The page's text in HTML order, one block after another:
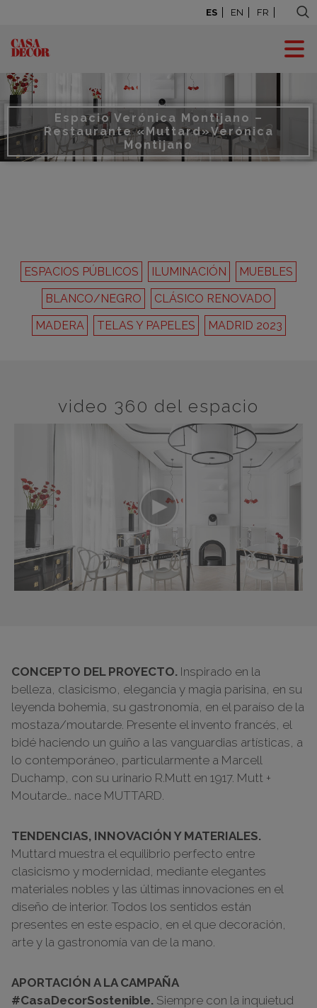
ES EN FR
Espacio Verónica Montijano –
Restaurante «Muttard»Verónica
Montijano
ESPACIOS PÚBLICOS ILUMINACIÓN
MUEBLES
BLANCO/NEGRO
CLÁSICO RENOVADO
MADERA
TELAS Y PAPELES MADRID 2023
video 360 del espacio
CONCEPTO DEL PROYECTO. Inspirado en la
belleza, clasicismo, elegancia y magia parisina, en su
leyenda bohemia, su gastronomía, en el paraíso de la
mostaza/moutarde. Presente el invento francés, el
bidé haciendo un guiño a las vanguardias artísticas, a
lo contemporáneo, particularmente a Marcell
Duchamp, con su urinario R.Mutt en 1917. Mutt +
Moutarde… nace MUTTARD.
TENDENCIAS, INNOVACIÓN Y MATERIALES.
Muttard muestra el equilibrio perfecto entre
clasicismo y modernidad, mediante elegantes
materiales nobles y las últimas innovaciones en el
diseño de interior. Todos los sentidos están
presentes en este espacio, en el que decoración,
arte y la gastronomía van de la mano.
APORTACIÓN A LA CAMPAÑA
#CasaDecorSostenible. Siempre con la inquietud